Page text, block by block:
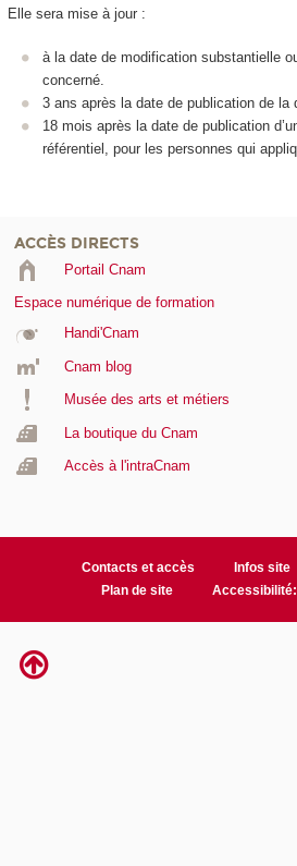
Elle sera mise à jour :
à la date de modification substantielle
concerné.
3 ans après la date de publication de la
18 mois après la date de publication
référentiel, pour les personnes qui
ACCÈS DIRECTS
Portail Cnam
Espace numérique de formation
Handi'Cnam
Cnam blog
Musée des arts et métiers
La boutique du Cnam
Accès à l'intraCnam
Contacts et accès Infos site
Plan de site